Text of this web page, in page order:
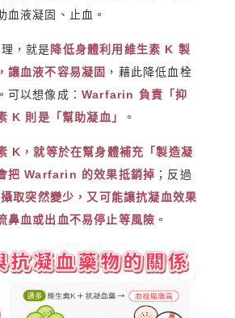
血液凝固、止血。
，就是降低身體利用維生素 K 製
讓血液不容易凝固 ，藉此降低血栓
可以想像成： Warfarin 負責「抑
K 則是「幫助凝血」
。
K，就等於在幫身體補充「製造凝
把 Warfarin 的效果抵銷掉 ；反過
取突然變少，又可能讓抗凝血效果
鼻血或出血不易停止等風險 。